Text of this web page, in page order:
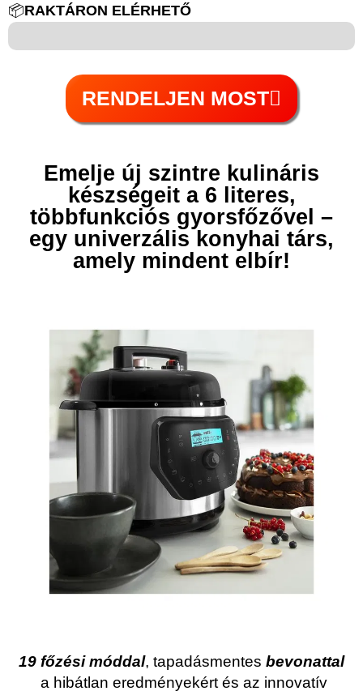
📦RAKTÁRON ELÉRHETŐ
RENDELJEN MOST
Emelje új szintre kulináris
készségeit a 6 literes,
többfunkciós gyorsfőzővel –
egy univerzális konyhai társ,
amely mindent elbír!
19 főzési móddal, tapadásmentes bevonattal
a hibátlan eredményekért és az innovatív